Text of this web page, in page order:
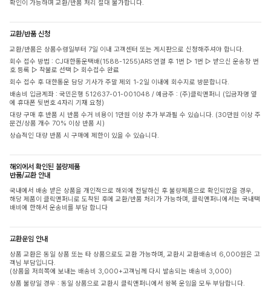
확인이 가능하며 교환/반품 처리 절대 불가합니다.
교환/반품 신청
교환/반품은 상품수령일부터 7일 이내 고객센터 또는 게시판으로 신청해주셔야 합니다.
회수 접수 방법 : CJ대한통운택배(1588-1255)ARS 연결 후 1번 ▷ 1번 ▷ 받으신 운송장 번
호 등록 ▷ 착불로 선택 ▷ 회수접수 완료
회수 접수 후 대한통운 담당 기사가 주말 제외 1-2일 이내에 회수지로 방문합니다.
배송비 입금계좌 : 국민은행 512637-01-001048 / 예금주 : (주)클릭앤퍼니 (입금자명 옆
에 휴대폰 뒷번호 4자리 기재 요청)
대량 구매 후 반품 시 반품 수거 비용이 1만원 이상 추가 부과될 수 있습니다. (30만원 이상 주
문건/상품 개수 70% 이상 반품 시)
상습적인 대량 반품 시 구매에 제한이 있을 수 있습니다.
해외에서 확인된 불량제품
반품/교환 안내
국내에서 배송 받은 상품을 개인적으로 해외에 전달하신 후 불량제품으로 확인되었을 경우,
해당 제품이 클릭앤퍼니로 도착된 후에 교환/반품 처리가 가능하며, 클릭앤퍼니에서는 국내택
배비에 한해서 운송비를 부담 합니다
교환운임 안내
상품 교환은 동일 상품 또는 타 상품으로도 교환 가능하며, 교환시 교환배송비 6,000원은 고
객님 부담입니다.
(상품을 저희쪽에 보내는 배송비 3,000+고객님께 다시 발송되는 배송비 3,000)
상품 불량일 경우 : 동일 상품으로 교환시 클릭앤퍼니에서 왕복 운임을 모두 부담합니다.